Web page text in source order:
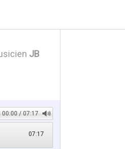
JB
00:00 / 07:17
07:17